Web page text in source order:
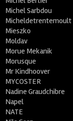
Michel Sarbdou
Micheldetrentemoult
Mieszko
Moldav
Morue Mekanik
Morusque
Mr Kindhoover
MYCOSTER
Nadine Graudchibre
Napel
NATE